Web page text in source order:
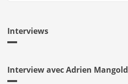
Interviews
Interview avec Adrien Mangold